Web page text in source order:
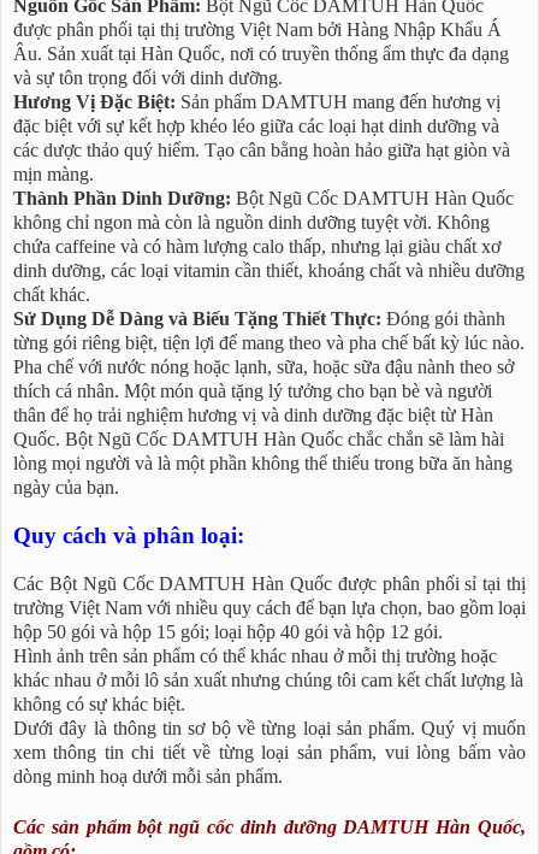
Nguồn Gốc Sản Phẩm: Bột Ngũ Cốc DAMTUH Hàn Quốc
được phân phối tại thị trường Việt Nam bởi Hàng Nhập Khẩu Á
Âu. Sản xuất tại Hàn Quốc, nơi có truyền thống ẩm thực đa dạng
và sự tôn trọng đối với dinh dưỡng.
Hương Vị Đặc Biệt: Sản phẩm DAMTUH mang đến hương vị
đặc biệt với sự kết hợp khéo léo giữa các loại hạt dinh dưỡng và
các dược thảo quý hiếm. Tạo cân bằng hoàn hảo giữa hạt giòn và
mịn màng.
Thành Phần Dinh Dưỡng: Bột Ngũ Cốc DAMTUH Hàn Quốc
không chỉ ngon mà còn là nguồn dinh dưỡng tuyệt vời. Không
chứa caffeine và có hàm lượng calo thấp, nhưng lại giàu chất xơ
dinh dưỡng, các loại vitamin cần thiết, khoáng chất và nhiều dưỡng
chất khác.
Sử Dụng Dễ Dàng và Biếu Tặng Thiết Thực: Đóng gói thành
từng gói riêng biệt, tiện lợi để mang theo và pha chế bất kỳ lúc nào.
Pha chế với nước nóng hoặc lạnh, sữa, hoặc sữa đậu nành theo sở
thích cá nhân. Một món quà tặng lý tưởng cho bạn bè và người
thân để họ trải nghiệm hương vị và dinh dưỡng đặc biệt từ Hàn
Quốc. Bột Ngũ Cốc DAMTUH Hàn Quốc chắc chắn sẽ làm hài
lòng mọi người và là một phần không thể thiếu trong bữa ăn hàng
ngày của bạn.
Quy cách và phân loại:
Các Bột Ngũ Cốc DAMTUH Hàn Quốc được phân phối sỉ tại thị
trường Việt Nam với nhiều quy cách để bạn lựa chọn, bao gồm loại
hộp 50 gói và hộp 15 gói; loại hộp 40 gói và hộp 12 gói.
Hình ảnh trên sản phẩm có thể khác nhau ở mỗi thị trường hoặc
khác nhau ở mỗi lô sản xuất nhưng chúng tôi cam kết chất lượng là
không có sự khác biệt.
Dưới đây là thông tin sơ bộ về từng loại sản phẩm. Quý vị muốn
xem thông tin chi tiết về từng loại sản phẩm, vui lòng bấm vào
dòng minh hoạ dưới mỗi sản phẩm.
Các sản phẩm bột ngũ cốc dinh dưỡng DAMTUH Hàn Quốc,